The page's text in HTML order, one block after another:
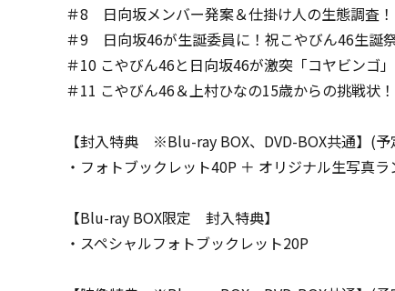
＃8 日向坂メンバー発案＆仕掛け人の生態調査！
＃9 日向坂46が生誕委員に！祝こやびん46生誕
＃10 こやびん46と日向坂46が激突「コヤビンゴ」
＃11 こやびん46＆上村ひなの15歳からの挑戦状
【封入特典 ※Blu-ray BOX、DVD-BOX共通】(予
・フォトブックレット40P ＋ オリジナル生写真
【Blu-ray BOX限定 封入特典】
・スペシャルフォトブックレット20P